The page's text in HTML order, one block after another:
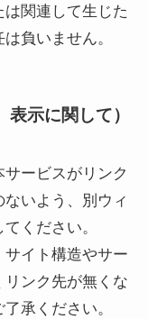
関連して生じた
負いません。
示に関して）
ービスがリンク
いよう、別ウィ
ください。
イト構造やサー
ンク先が無くな
承ください。